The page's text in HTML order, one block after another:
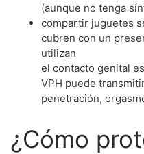
(aunque no tenga
compartir juguetes
cubren con un
utilizan
el contacto genital
VPH puede
penetración,
¿Cómo